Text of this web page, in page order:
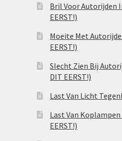
Bril Voor Autorijden
EERST!)
Moeite Met
EERST!)
Slecht Zien Bij
DIT EERST!)
Last Van Licht
Last Van
EERST!)